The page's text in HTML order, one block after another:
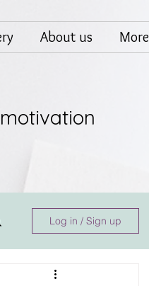
About us More
Log in / Sign up